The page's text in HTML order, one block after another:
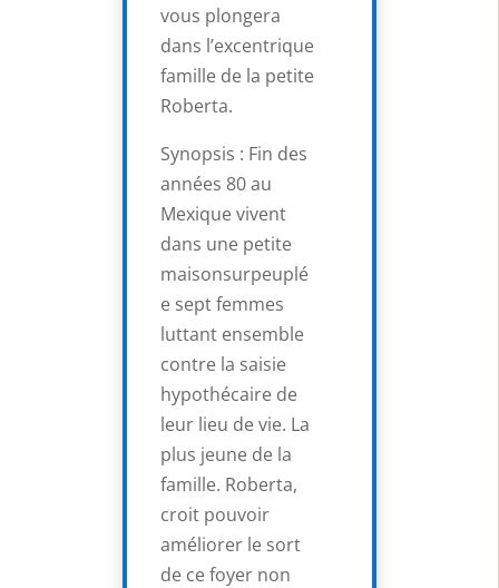
vous plongera
dans l’excentrique
famille de la petite
Roberta.
Synopsis : Fin des
années 80 au
Mexique vivent
dans une petite
maisonsurpeuplé
e sept femmes
luttant ensemble
contre la saisie
hypothécaire de
leur lieu de vie. La
plus jeune de la
famille. Roberta,
croit pouvoir
améliorer le sort
de ce foyer non